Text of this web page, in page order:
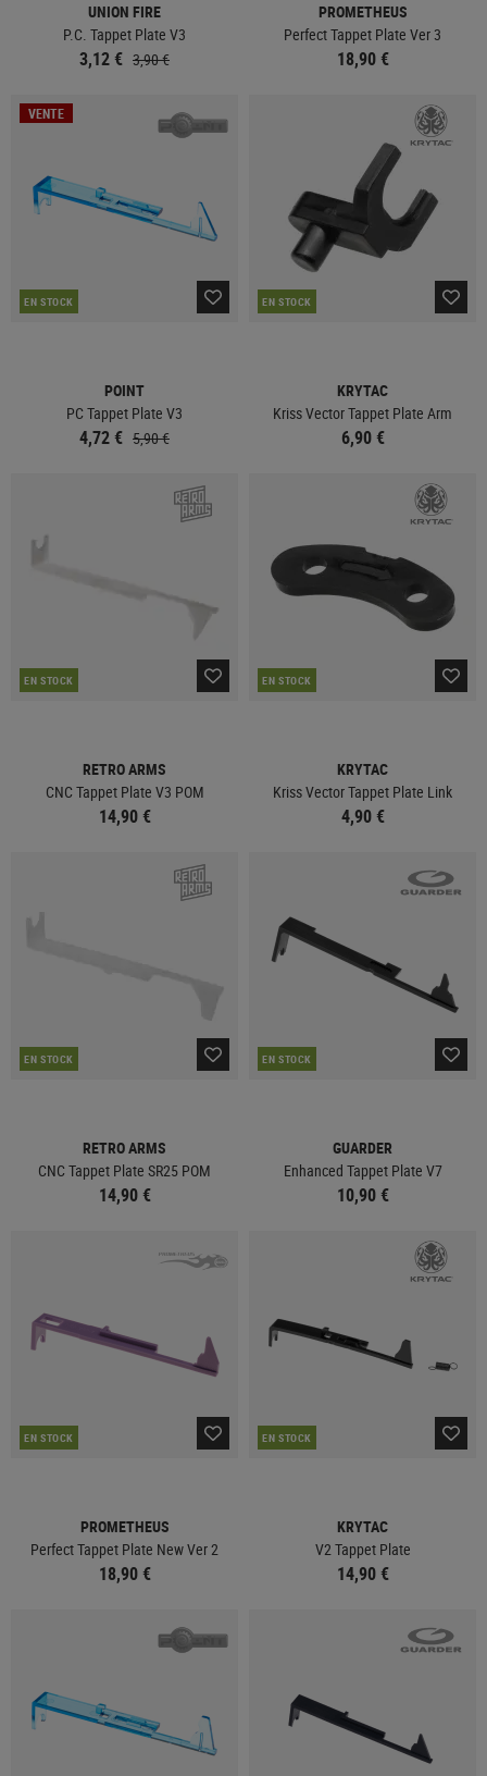
UNION FIRE
P.C. Tappet Plate V3
3,12 € 3,90 €
PROMETHEUS
Perfect Tappet Plate Ver 3
18,90 €
VENTE
EN STOCK
POINT
PC Tappet Plate V3
4,72 € 5,90 €
EN STOCK
KRYTAC
Kriss Vector Tappet Plate Arm
6,90 €
EN STOCK
RETRO ARMS
CNC Tappet Plate V3 POM
14,90 €
EN STOCK
KRYTAC
Kriss Vector Tappet Plate Link
4,90 €
EN STOCK
RETRO ARMS
CNC Tappet Plate SR25 POM
14,90 €
EN STOCK
GUARDER
Enhanced Tappet Plate V7
10,90 €
EN STOCK
PROMETHEUS
Perfect Tappet Plate New Ver 2
18,90 €
EN STOCK
KRYTAC
V2 Tappet Plate
14,90 €